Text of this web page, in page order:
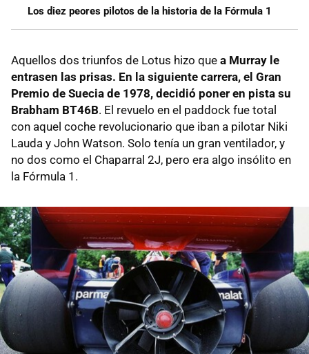
Los diez peores pilotos de la historia de la Fórmula 1
Aquellos dos triunfos de Lotus hizo que a Murray le
entrasen las prisas. En la siguiente carrera, el Gran
Premio de Suecia de 1978, decidió poner en pista su
Brabham BT46B. El revuelo en el paddock fue total
con aquel coche revolucionario que iban a pilotar Niki
Lauda y John Watson. Solo tenía un gran ventilador, y
no dos como el Chaparral 2J, pero era algo insólito en
la Fórmula 1.